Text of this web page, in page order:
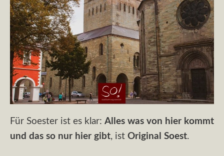
Für Soester ist es klar: Alles was von hier kommt
und das so nur hier gibt, ist Original Soest.